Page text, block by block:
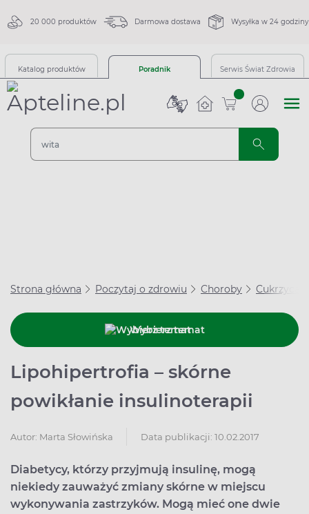
20 000 produktów Darmowa dostawa Wysyłka w 24 godziny
Katalog produktów Poradnik Serwis Świat Zdrowia
sztuk
Strona główna Poczytaj o zdrowiu Choroby Cukrzyca
Wybierz temat
Lipohipertrofia – skórne
powikłanie insulinoterapii
Autor: Marta Słowińska Data publikacji: 10.02.2017
Diabetycy, którzy przyjmują insulinę, mogą
niekiedy zauważyć zmiany skórne w miejscu
wykonywania zastrzyków. Mogą mieć one dwie